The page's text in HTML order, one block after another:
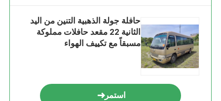
حافلة جولة الذهبية التنين من اليد
الثانية 22 مقعد حافلات مملوكة
مسبقاً مع تكييف الهواء
استمر